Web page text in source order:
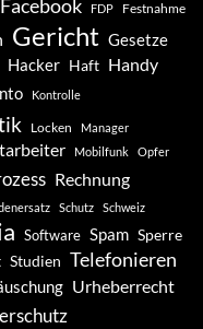
Facebook FDP Festnahme
Gericht Gesetze
Hacker Haft Handy
Kontrolle
Locken Manager
Mobilfunk Opfer
Rechnung
Schutz Schweiz
Software Spam Sperre
Studien Telefonieren
Urheberrecht